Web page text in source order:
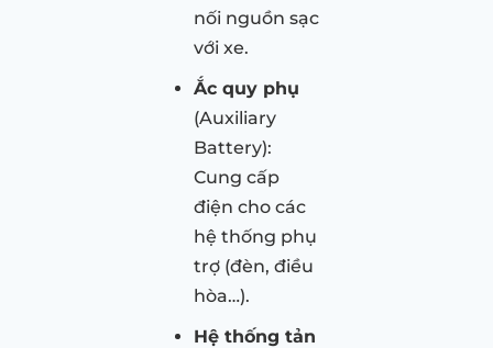
nối nguồn sạc
với xe.
Ắc quy phụ
(Auxiliary
Battery):
Cung cấp
điện cho các
hệ thống phụ
trợ (đèn, điều
hòa…).
Hệ thống tản